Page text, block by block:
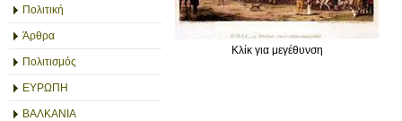
Πολιτική
Άρθρα
Πολιτισμός
ΕΥΡΩΠΗ
ΒΑΛΚΑΝΙΑ
Κλίκ για μεγέθυνση